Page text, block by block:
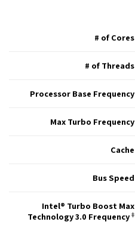
# of Cores
# of Threads
Processor Base Frequency
Max Turbo Frequency
Cache
Bus Speed
Intel® Turbo Boost Max
Technology 3.0 Frequency ‡